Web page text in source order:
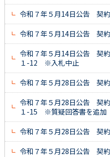
令和７年５月14日公告 契
令和７年５月14日公告 契
令和７年５月14日公告 契
１-12 ※入札中止
令和７年５月28日公告 契
令和７年５月28日公告 契
１-15 ※質疑回答書を追加
令和７年５月28日公告 契
令和７年５月28日公告 契